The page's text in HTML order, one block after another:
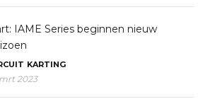
IAME Series beginnen nieuw
KARTING
mrt 2023